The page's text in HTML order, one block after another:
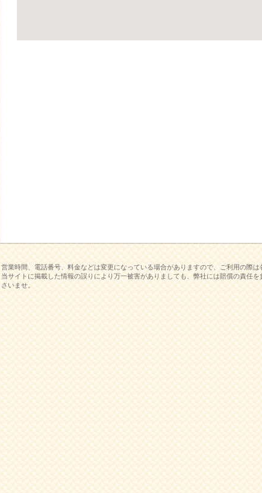
営業時間、電話番号、料金などは変更になっている場合がありますので、ご利用の際
当サイトに掲載した情報の誤りにより万一被害がありましても、弊社には賠償の責任
さいませ。